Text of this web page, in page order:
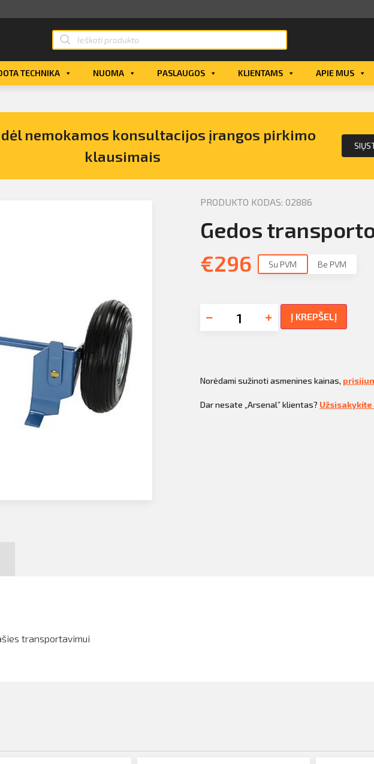
TECHNIKA NUOMA PASLAUGOS KLIENTAMS APIE MUS
nemokamos konsultacijos įrangos pirkimo
klausimais
PRODUKTO KODAS: 02886
Gedos
€296 Su PVM Be PVM
Į KREPŠELĮ
Norėdami sužinoti asmenines kainas,
Dar nesate „Arsenal” klientas?
transportavimui